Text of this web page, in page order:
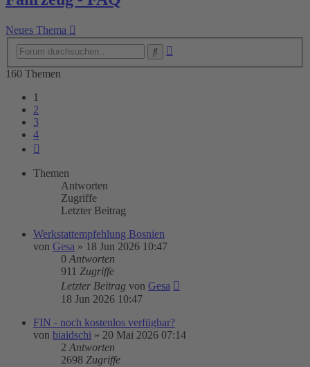
Neues Thema
160 Themen
1
2
3
4
Themen
Antworten
Zugriffe
Letzter Beitrag
Werkstattempfehlung Bosnien
von Gesa » 18 Jun 2026 10:47
0 Antworten
911 Zugriffe
Letzter Beitrag von Gesa
18 Jun 2026 10:47
FIN - noch kostenlos verfügbar?
von biaidschi » 20 Mai 2026 07:14
2 Antworten
2698 Zugriffe